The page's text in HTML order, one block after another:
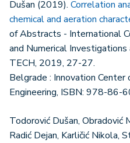
Dušan (2019). Correlation
chemical and aeration
of Abstracts - International
and Numerical
TECH, 2019, 27-27.
Belgrade : Innovation
Engineering, ISBN: 978-86-
Todorović Dušan, Obradović
Radić Dejan, Karličić Nikola,